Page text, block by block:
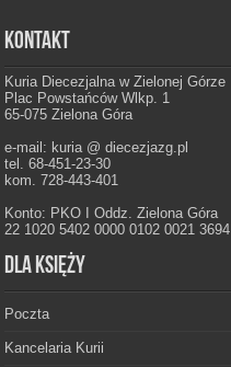
Kontakt
Kuria Diecezjalna w Zielonej Górze
Plac Powstańców Wlkp. 1
65-075 Zielona Góra
e-mail: kuria @ diecezjazg.pl
tel. 68-451-23-30
kom. 728-443-401
Konto: PKO I Oddz. Zielona Góra
22 1020 5402 0000 0102 0021 3694
Dla księży
Poczta
Kancelaria Kurii